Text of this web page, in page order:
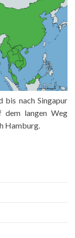
bis nach Singapur
dem langen Weg
Hamburg.